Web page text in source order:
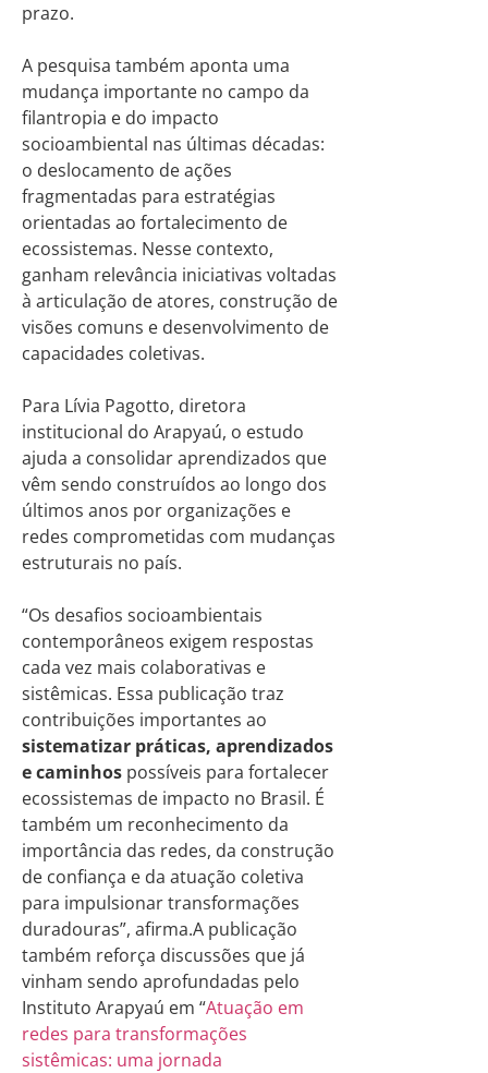
prazo.
A pesquisa também aponta uma
mudança importante no campo da
filantropia e do impacto
socioambiental nas últimas décadas:
o deslocamento de ações
fragmentadas para estratégias
orientadas ao fortalecimento de
ecossistemas. Nesse contexto,
ganham relevância iniciativas voltadas
à articulação de atores, construção de
visões comuns e desenvolvimento de
capacidades coletivas.
Para Lívia Pagotto, diretora
institucional do Arapyaú, o estudo
ajuda a consolidar aprendizados que
vêm sendo construídos ao longo dos
últimos anos por organizações e
redes comprometidas com mudanças
estruturais no país.
“Os desafios socioambientais
contemporâneos exigem respostas
cada vez mais colaborativas e
sistêmicas. Essa publicação traz
contribuições importantes ao
sistematizar práticas, aprendizados
e caminhos possíveis para fortalecer
ecossistemas de impacto no Brasil. É
também um reconhecimento da
importância das redes, da construção
de confiança e da atuação coletiva
para impulsionar transformações
duradouras”, afirma.A publicação
também reforça discussões que já
vinham sendo aprofundadas pelo
Instituto Arapyaú em “Atuação em
redes para transformações
sistêmicas: uma jornada